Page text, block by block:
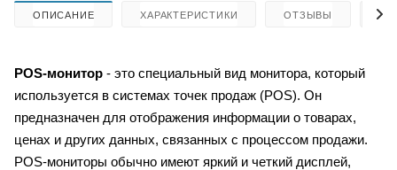
ОПИСАНИЕ ХАРАКТЕРИСТИКИ ОТЗЫВЫ
POS-монитор - это специальный вид монитора, который
используется в системах точек продаж (POS). Он
предназначен для отображения информации о товарах,
ценах и других данных, связанных с процессом продажи.
POS-мониторы обычно имеют яркий и четкий дисплей,